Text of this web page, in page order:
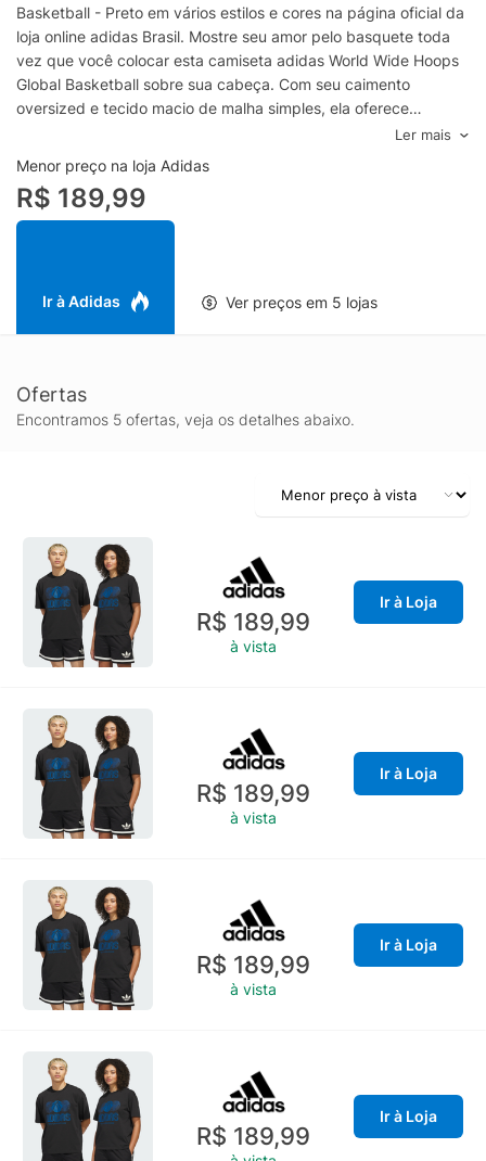
Basketball - Preto em vários estilos e cores na página oficial da
loja online adidas Brasil. Mostre seu amor pelo basquete toda
vez que você colocar esta camiseta adidas World Wide Hoops
Global Basketball sobre sua cabeça. Com seu caimento
oversized e tecido macio de malha simples, ela oferece
vibrações descontraídas que permitem que você se mova
livremente e com confiança fora da quadra. Diretamente abaixo
da gola redonda, um grande estampado mostra que você vive
e respira o jogo. Então, seja arremessando cestas no quintal ou
mostrando seu esporte favorito enquanto está com os amigos,
Ler mais
Menor preço na loja Adidas
R$ 189,99
Ir à Adidas Ver preços em 5 lojas
Ofertas
Encontramos 5 ofertas, veja os detalhes abaixo.
R$ 189,99
à vista
Ir à Loja
R$ 189,99
à vista
Ir à Loja
R$ 189,99
à vista
Ir à Loja
R$ 189,99
Ir à Loja